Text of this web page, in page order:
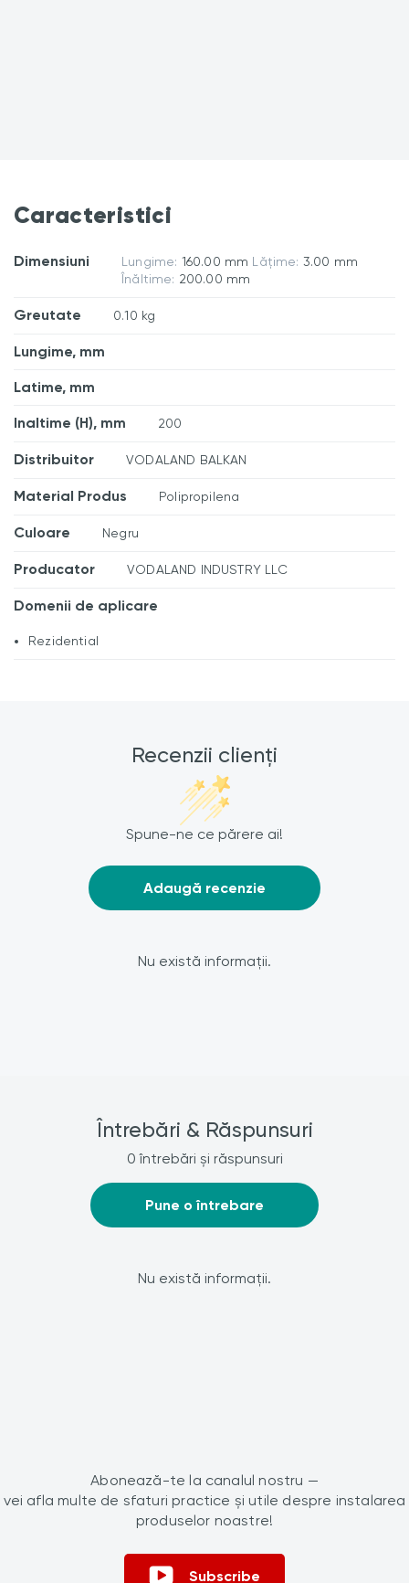
Caracteristici
Dimensiuni Lungime: 160.00 mm Lățime: 3.00 mm
Înăltime: 200.00 mm
Greutate 0.10 kg
Lungime, mm
Latime, mm
Inaltime (H), mm 200
Distribuitor VODALAND BALKAN
Material Produs Polipropilena
Culoare Negru
Producator VODALAND INDUSTRY LLC
Domenii de aplicare
Rezidential
Recenzii clienți
Spune-ne ce părere ai!
Adaugă recenzie
Nu există informații.
Întrebări & Răspunsuri
0 întrebări și răspunsuri
Pune o întrebare
Nu există informații.
Abonează-te la canalul nostru —
vei afla multe de sfaturi practice și utile despre instalarea
produselor noastre!
Subscribe